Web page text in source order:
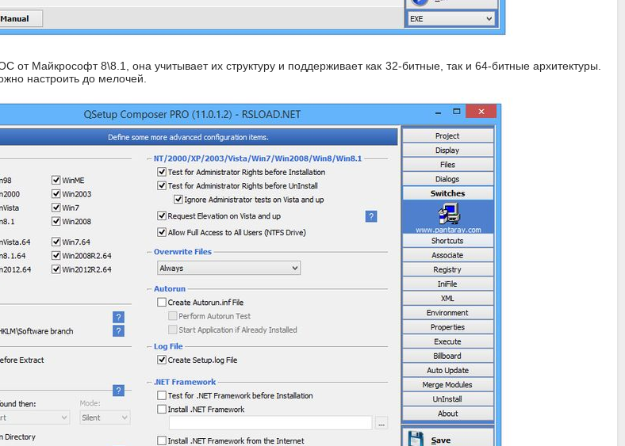
Майкрософт 8\8.1, она учитывает их структуру и поддерживает как 32-битные, так и 64-битные архитектуры.
настроить до мелочей.